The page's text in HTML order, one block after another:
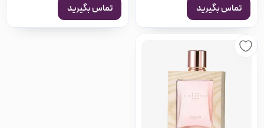
تماس بگیرید تماس بگیرید